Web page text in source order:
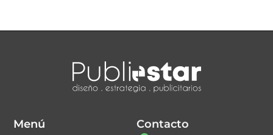
Menú Contacto